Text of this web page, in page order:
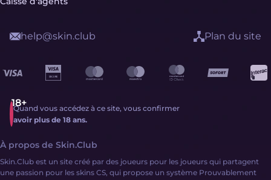
Quand vous accédez à ce site, vous confirmer
avoir plus de 18 ans.
help@skin.club Plan du site
À propos de Skin.Club
Skin.Club est un site créé par des joueurs pour les joueurs qui partagent
une passion pour les skins CS, qui propose un système Prouvablement